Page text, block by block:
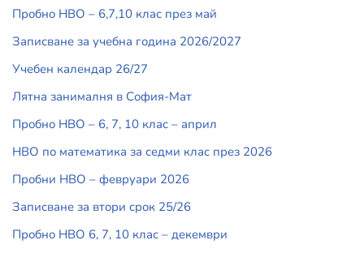
Пробно НВО – 6,7,10 клас през май
Записване за учебна година 2026/2027
Учебен календар 26/27
Лятна занималня в София-Мат
Пробно НВО – 6, 7, 10 клас – април
НВО по математика за седми клас през 2026
Пробни НВО – февруари 2026
Записване за втори срок 25/26
Пробно НВО 6, 7, 10 клас – декември